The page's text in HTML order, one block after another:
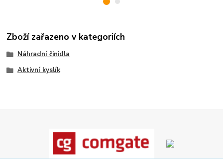
Zboží zařazeno v kategoriích
Náhradní činidla
Aktivní kyslík